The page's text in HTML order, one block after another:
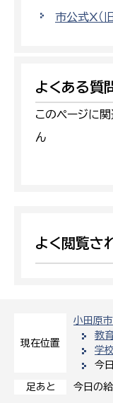
現在位置
小田原市
教
学
今
足あと 今日の給
市公式X（
よくある質
このページに関
ん
よく閲覧さ